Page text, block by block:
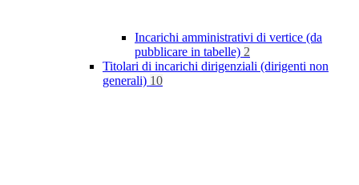
Incarichi amministrativi di vertice (da
pubblicare in tabelle) 2
Titolari di incarichi dirigenziali (dirigenti non
generali) 10